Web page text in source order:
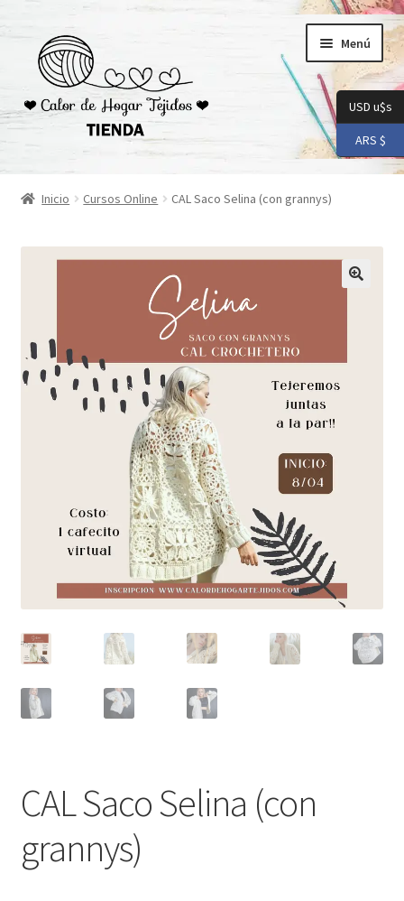
navegación
contenido
Menú
Inicio
Preguntas Frecuentes
Inicio Cursos Online CAL Saco Selina (con grannys)
CAL Saco Selina (con
grannys)
USD u$s
ARS $